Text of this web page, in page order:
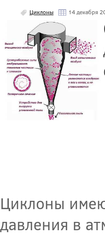
Циклоны 14 декабря
Циклоны
давления в